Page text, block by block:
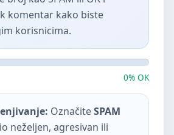
komentar kako biste
korisnicima.
0% OK
OznačiteSPAM
neželjen, agresivan ili